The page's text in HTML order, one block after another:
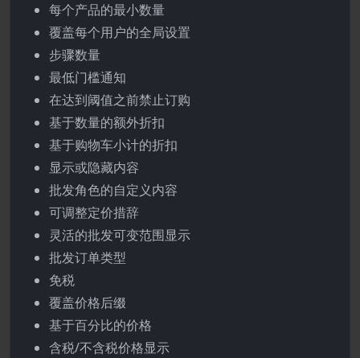
每个产品的最小数量
覆盖每个用户的全局设置
步骤数量
最低门槛通知
在达到阈值之前禁止订购
基于数量的额外折扣
基于购物车小计的折扣
显示或隐藏内容
批发角色的自定义内容
可调整定价措辞
灵活的批发可变范围显示
批发订单类型
免税
覆盖价格后缀
基于百分比的价格
含税/不含税价格显示